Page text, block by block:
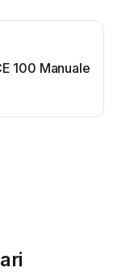
100 Manuale